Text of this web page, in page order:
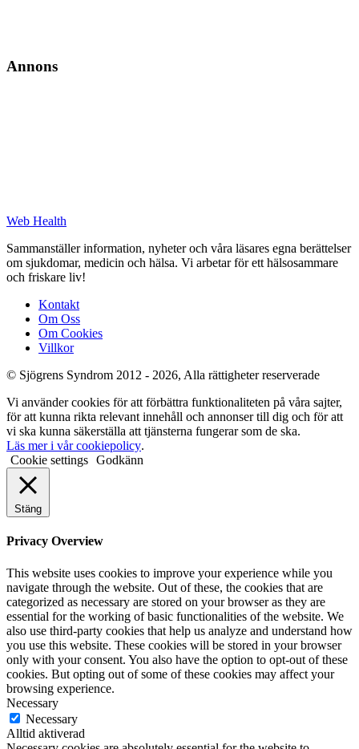
Annons
Web Health
Sammanställer information, nyheter och våra läsares egna berättelser
om sjukdomar, medicin och hälsa. Vi arbetar för ett hälsosammare
och friskare liv!
Kontakt
Om Oss
Om Cookies
Villkor
© Sjögrens Syndrom 2012 - 2026, Alla rättigheter reserverade
Vi använder cookies för att förbättra funktionaliteten på våra sajter,
för att kunna rikta relevant innehåll och annonser till dig och för att
vi ska kunna säkerställa att tjänsterna fungerar som de ska.
Läs mer i vår cookiepolicy.
Cookie settings Godkänn
Stäng
Privacy Overview
This website uses cookies to improve your experience while you
navigate through the website. Out of these, the cookies that are
categorized as necessary are stored on your browser as they are
essential for the working of basic functionalities of the website. We
also use third-party cookies that help us analyze and understand how
you use this website. These cookies will be stored in your browser
only with your consent. You also have the option to opt-out of these
cookies. But opting out of some of these cookies may affect your
browsing experience.
Necessary
Necessary
Alltid aktiverad